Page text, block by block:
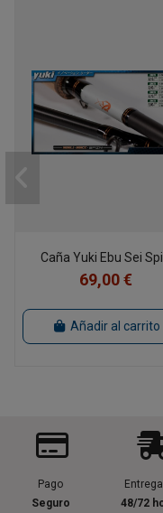
Caña Yuki Ebu Sei
69,00 €
Añadir al carrito
Pago
Seguro
48/72